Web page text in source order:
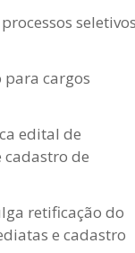
para cargos
edital de
cadastro de
retificação do
e cadastro